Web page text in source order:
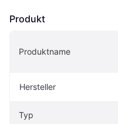
Produkt
Produktname
Hersteller
Typ